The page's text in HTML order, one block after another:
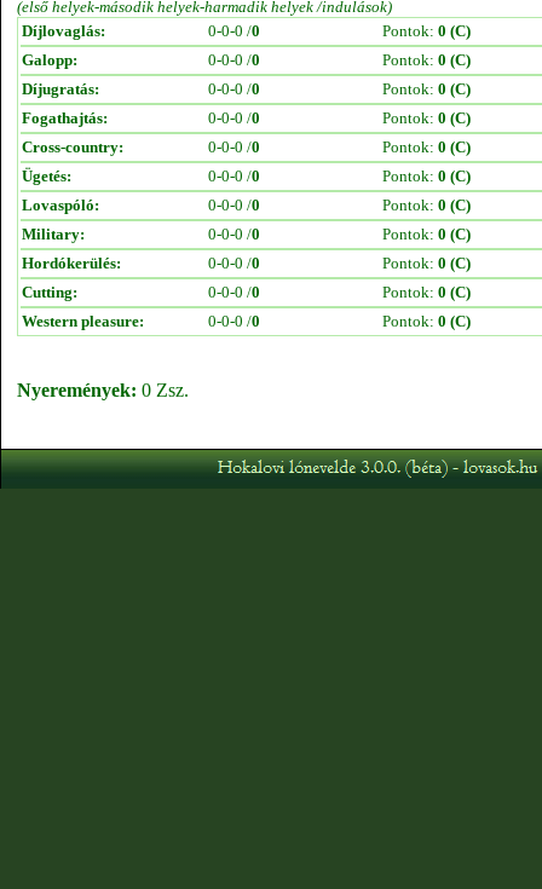
(első helyek-második helyek-harmadik helyek /indulások)
Díjlovaglás:
0-0-0 /0 Pontok: 0 (C)
Galopp:
0-0-0 /0 Pontok: 0 (C)
Díjugratás:
0-0-0 /0 Pontok: 0 (C)
Fogathajtás:
0-0-0 /0 Pontok: 0 (C)
Cross-country:
0-0-0 /0 Pontok: 0 (C)
Ügetés:
0-0-0 /0 Pontok: 0 (C)
Lovaspóló:
0-0-0 /0 Pontok: 0 (C)
Military:
0-0-0 /0 Pontok: 0 (C)
Hordókerülés:
0-0-0 /0 Pontok: 0 (C)
Cutting:
0-0-0 /0 Pontok: 0 (C)
Western pleasure:
0-0-0 /0 Pontok: 0 (C)
Nyeremények: 0 Zsz.